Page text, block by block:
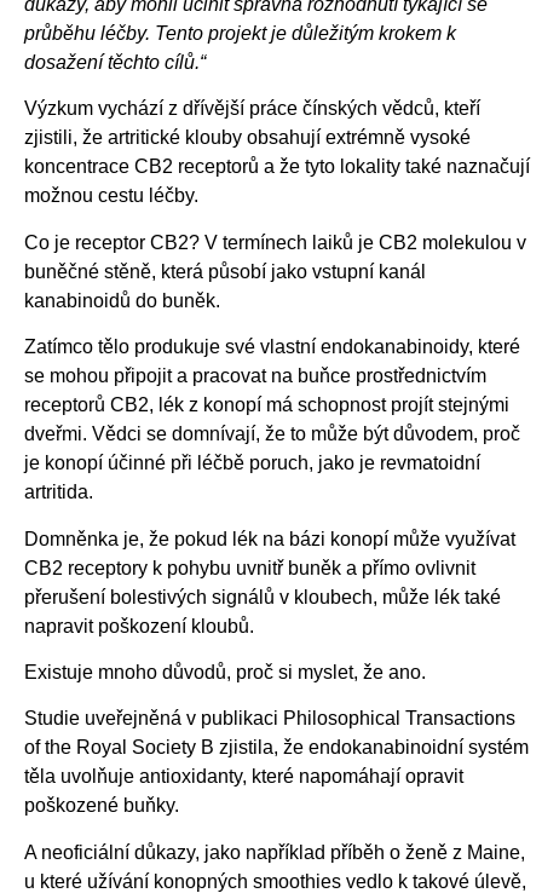
důkazy, aby mohli učinit správná rozhodnutí týkající se
průběhu léčby. Tento projekt je důležitým krokem k
dosažení těchto cílů.“
Výzkum vychází z dřívější práce čínských vědců, kteří
zjistili, že artritické klouby obsahují extrémně vysoké
koncentrace CB2 receptorů a že tyto lokality také naznačují
možnou cestu léčby.
Co je receptor CB2? V termínech laiků je CB2 molekulou v
buněčné stěně, která působí jako vstupní kanál
kanabinoidů do buněk.
Zatímco tělo produkuje své vlastní endokanabinoidy, které
se mohou připojit a pracovat na buňce prostřednictvím
receptorů CB2, lék z konopí má schopnost projít stejnými
dveřmi. Vědci se domnívají, že to může být důvodem, proč
je konopí účinné při léčbě poruch, jako je revmatoidní
artritida.
Domněnka je, že pokud lék na bázi konopí může využívat
CB2 receptory k pohybu uvnitř buněk a přímo ovlivnit
přerušení bolestivých signálů v kloubech, může lék také
napravit poškození kloubů.
Existuje mnoho důvodů, proč si myslet, že ano.
Studie uveřejněná v publikaci Philosophical Transactions
of the Royal Society B zjistila, že endokanabinoidní systém
těla uvolňuje antioxidanty, které napomáhají opravit
poškozené buňky.
A neoficiální důkazy, jako například příběh o ženě z Maine,
u které užívání konopných smoothies vedlo k takové úlevě,